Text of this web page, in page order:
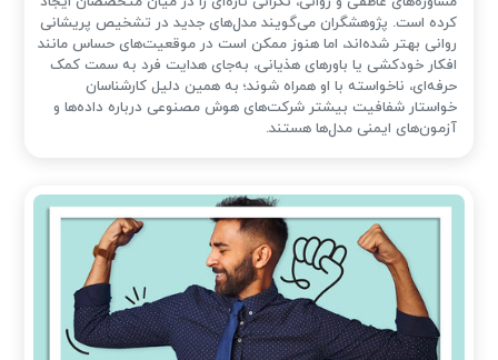
کرده است. پژوهشگران می‌گویند مدل‌های جدید در تشخیص پریشانی
روانی بهتر شده‌اند، اما هنوز ممکن است در موقعیت‌های حساس مانند
افکار خودکشی یا باورهای هذیانی، به‌جای هدایت فرد به سمت کمک
حرفه‌ای، ناخواسته با او همراه شوند؛ به همین دلیل کارشناسان
خواستار شفافیت بیشتر شرکت‌های هوش مصنوعی درباره داده‌ها و
آزمون‌های ایمنی مدل‌ها هستند.